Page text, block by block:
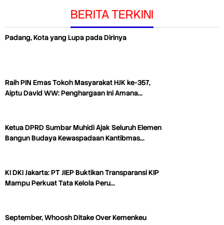
BERITA TERKINI
Padang, Kota yang Lupa pada Dirinya
Raih PIN Emas Tokoh Masyarakat HJK ke-357,
Aiptu David WW: Penghargaan Ini Amana…
Ketua DPRD Sumbar Muhidi Ajak Seluruh Elemen
Bangun Budaya Kewaspadaan Kantibmas…
KI DKI Jakarta: PT JIEP Buktikan Transparansi KIP
Mampu Perkuat Tata Kelola Peru…
September, Whoosh Ditake Over Kemenkeu